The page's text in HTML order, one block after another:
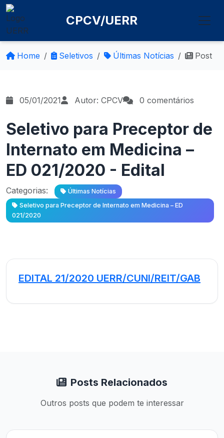
CPCV/UERR
Home Seletivos Últimas Notícias Post
05/01/2021 Autor: CPCV 0 comentários
Seletivo para Preceptor de
Internato em Medicina –
ED 021/2020 - Edital
Categorias:
Últimas Notícias
Seletivo para Preceptor de Internato em Medicina – ED
021/2020
EDITAL 21/2020 UERR/CUNI/REIT/GAB
Posts Relacionados
Outros posts que podem te interessar